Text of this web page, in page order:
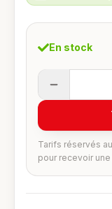
En stock
Tarifs réservés
pour recevoir